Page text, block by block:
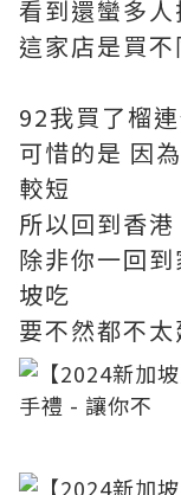
看到還蠻多
這家店是買
92我買了榴
可惜的是 因
較短
所以回到香
除非你一回
坡吃
要不然都不太